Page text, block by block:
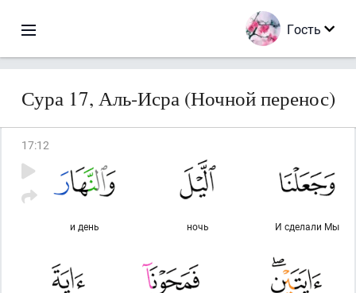
Гость
Сура 17, Аль-Исра (Ночной перенос)
17:12
И сделали Мы
ночь
и день